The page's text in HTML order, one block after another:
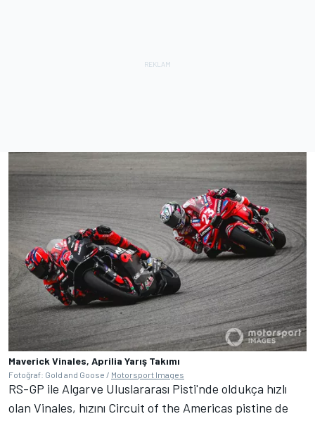
Maverick Vinales, Aprilia Yarış Takımı
Fotoğraf: Gold and Goose / Motorsport Images
RS-GP ile Algarve Uluslararası Pisti'nde oldukça hızlı
olan Vinales, hızını Circuit of the Americas pistine de